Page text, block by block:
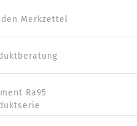
Merkzettel
Ra95